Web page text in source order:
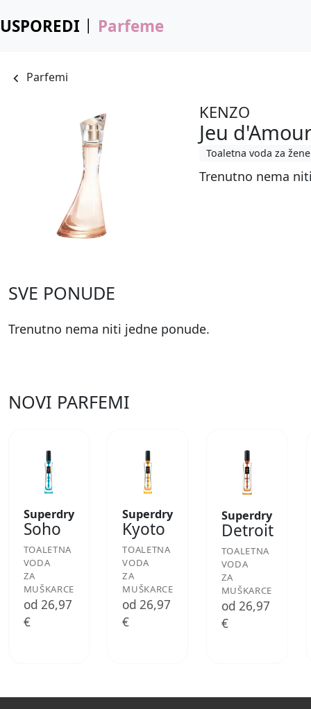
USPOREDI Parfeme
Parfemi
KENZO
Jeu
Toaletna voda za žene
Trenutno nema
SVE PONUDE
Trenutno nema niti jedne ponude.
NOVI PARFEMI
Superdry
Soho
TOALETNA
VODA
ZA
MUŠKARCE
od 26,97
€
Superdry
Kyoto
TOALETNA
VODA
ZA
MUŠKARCE
od 26,97
€
Superdry
Detroit
TOALETNA
VODA
ZA
MUŠKARCE
od 26,97
€